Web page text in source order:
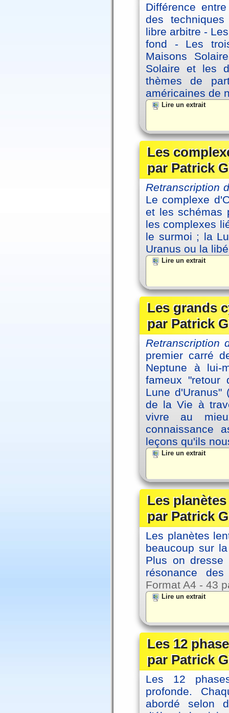
Différence
des
libre arbitre -
fond - Les
Maisons
Solaire et les
thèmes de
américaines de
Lire un extrait
Les
par Patrick
Retranscription
Le complexe
et les schémas
les complexes
le surmoi ; la
Uranus ou la
Lire un extrait
Les grands
par Patrick
Retranscription
premier carré
Neptune à lui-
fameux "retour
Lune d'Uranus"
de la Vie à
vivre au
connaissance
leçons qu'ils
Lire un extrait
Les
par Patrick
Les planètes
beaucoup sur
Plus on dresse
résonance
Format A4 - 43
Lire un extrait
Les 12
par Patrick
Les 12
profonde.
abordé selon